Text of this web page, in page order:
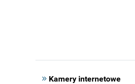
Kamery internetowe